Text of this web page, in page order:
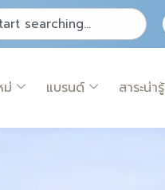
ม่ แบรนด์ สาระน่ารู้